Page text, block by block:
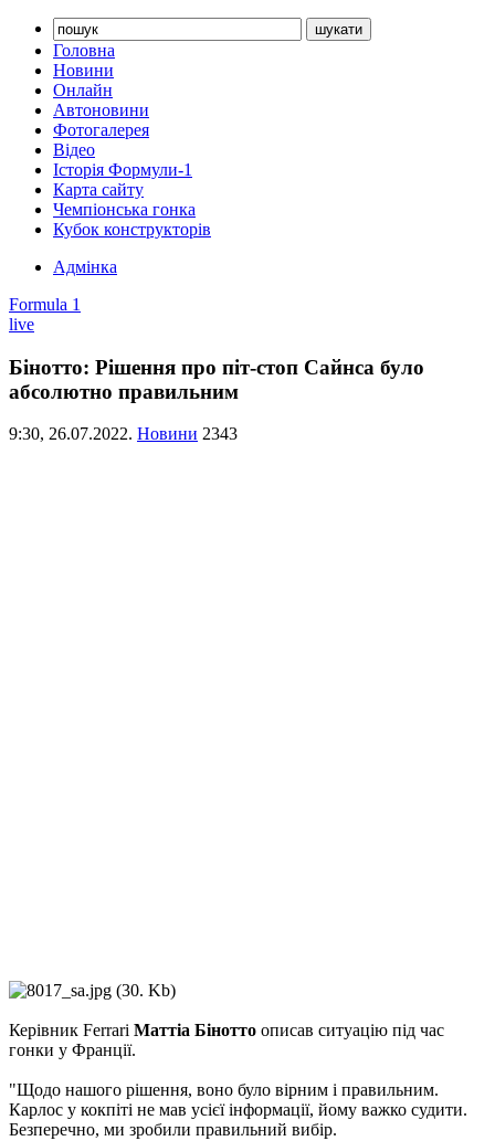
Головна
Новини
Онлайн
Автоновини
Фотогалерея
Відео
Історія Формули-1
Карта сайту
Чемпіонська гонка
Кубок конструкторів
Адмінка
Formula 1
live
Бінотто: Рішення про піт-стоп Сайнса було
абсолютно правильним
9:30, 26.07.2022. Новини 2343
Керівник Ferrari Маттіа Бінотто описав ситуацію під час
гонки у Франції.
"Щодо нашого рішення, воно було вірним і правильним.
Карлос у кокпіті не мав усієї інформації, йому важко судити.
Безперечно, ми зробили правильний вибір.